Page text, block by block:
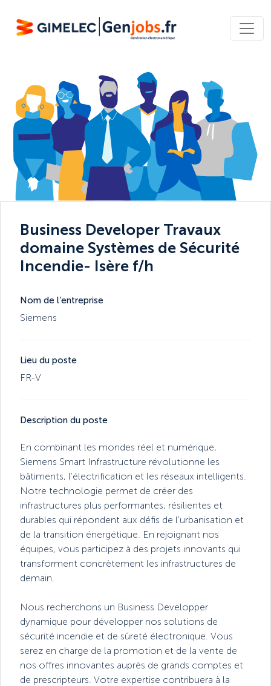
Business Developer Travaux
domaine Systèmes de Sécurité
Incendie- Isère f/h
Nom de l’entreprise
Siemens
Lieu du poste
FR-V
Description du poste
En combinant les mondes réel et numérique,
Siemens Smart Infrastructure révolutionne les
bâtiments, l'électrification et les réseaux intelligents.
Notre technologie permet de créer des
infrastructures plus performantes, résilientes et
durables qui répondent aux défis de l'urbanisation et
de la transition énergétique. En rejoignant nos
équipes, vous participez à des projets innovants qui
transforment concrètement les infrastructures de
demain.
Nous recherchons un Business Developper
dynamique pour développer nos solutions de
sécurité incendie et de sûreté électronique. Vous
serez en charge de la promotion et de la vente de
nos offres innovantes auprès de grands comptes et
de prescripteurs. Votre expertise contribuera à la